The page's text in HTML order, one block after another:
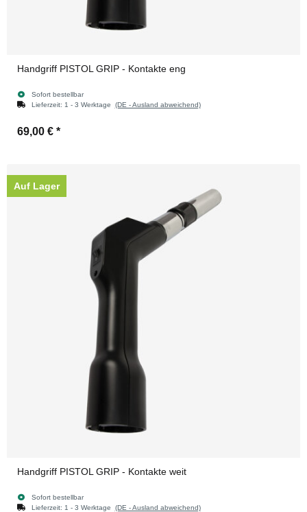
Handgriff PISTOL GRIP - Kontakte eng
Sofort bestellbar
Lieferzeit: 1 - 3 Werktage (DE - Ausland abweichend)
69,00 € *
Auf Lager
Handgriff PISTOL GRIP - Kontakte weit
Sofort bestellbar
Lieferzeit: 1 - 3 Werktage (DE - Ausland abweichend)